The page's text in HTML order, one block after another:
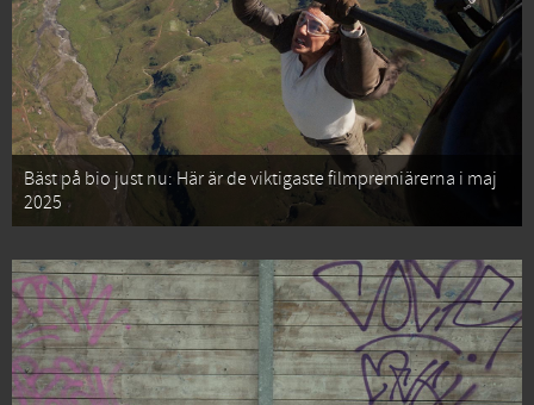
Bäst på bio just nu: Här är de viktigaste filmpremiärerna i maj
2025